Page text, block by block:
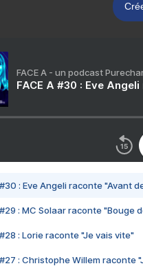
FACE A - un podcast
FACE A #30 : Eve
#30 : Eve Angeli raconte "Avant
#29 : MC Solaar raconte "Bouge
#28 : Lorie raconte "Je vais vite"
#27 : Christophe Willem raconte